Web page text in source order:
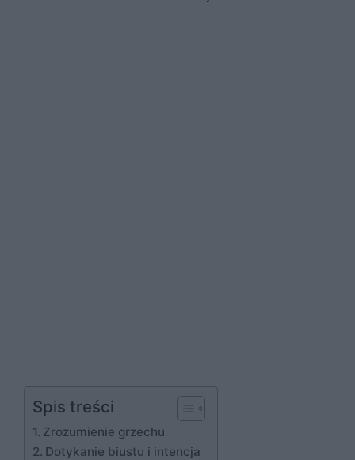
Spis treści
Zrozumienie grzechu
Dotykanie biustu i intencja